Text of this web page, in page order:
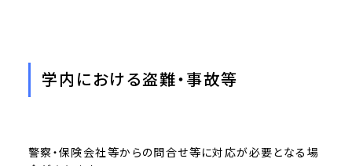
学内における盗難・事故等
警察・保険会社等からの問合せ等に対応が必要となる場